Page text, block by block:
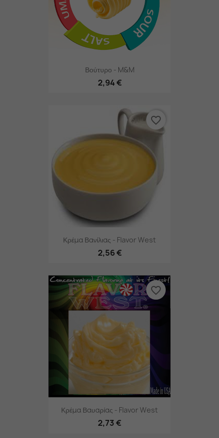
Βούτυρο - M&M
2,94 €
Κρέμα Βανίλιας - Flavor West
2,56 €
favorite_border
Κρέμα Βαυαρίας - Flavor West
2,73 €
favorite_border